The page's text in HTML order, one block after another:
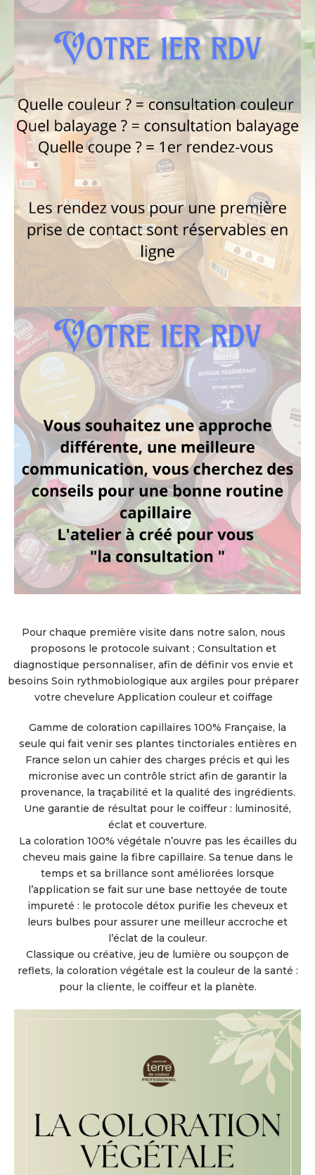
Pour chaque première visite dans notre salon, nous
proposons le protocole suivant ; Consultation et
diagnostique personnaliser, afin de définir vos envie et
besoins Soin rythmobiologique aux argiles pour préparer
votre chevelure Application couleur et coiffage
Gamme de coloration capillaires 100% Française, la
seule qui fait venir ses plantes tinctoriales entières en
France selon un cahier des charges précis et qui les
micronise avec un contrôle strict afin de garantir la
provenance, la traçabilité et la qualité des ingrédients.
Une garantie de résultat pour le coiffeur : luminosité,
éclat et couverture.
La coloration 100% végétale n’ouvre pas les écailles du
cheveu mais gaine la fibre capillaire. Sa tenue dans le
temps et sa brillance sont améliorées lorsque
l’application se fait sur une base nettoyée de toute
impureté : le protocole détox purifie les cheveux et
leurs bulbes pour assurer une meilleur accroche et
l’éclat de la couleur.
Classique ou créative, jeu de lumière ou soupçon de
reflets, la coloration végétale est la couleur de la santé :
pour la cliente, le coiffeur et la planète.